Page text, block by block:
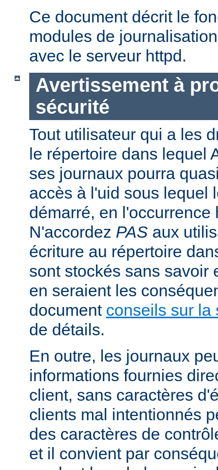
Ce document décrit le
modules de
avec le serveur httpd.
Avertissement à
sécurité
Tout utilisateur qui a les
le répertoire dans lequel
ses journaux pourra
accès à l'uid sous lequel
démarré, en
N'accordez PAS aux
écriture au répertoire
sont stockés sans savoir
en seraient les
document conseils sur la
de détails.
En outre, les journaux
informations fournies
client, sans caractères
clients mal intentionnés
des caractères de
et il convient par